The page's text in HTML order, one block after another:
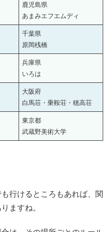
鹿児島県
あまみエフエムディ
千葉県
原岡桟橋
兵庫県
いろは
大阪府
白馬荘・乗鞍荘・穂高荘
東京都
武蔵野美術大学
行けるところもあれば、関
ますね。